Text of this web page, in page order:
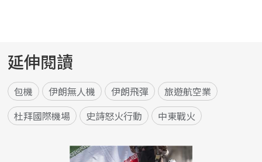
延伸閱讀
包機 伊朗無人機 伊朗飛彈
旅遊航空業
杜拜國際機場
史詩怒火行動 中東戰火